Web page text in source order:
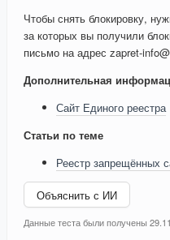
Чтобы снять блокировку,
за которых вы получили
письмо на адрес zapret-
Дополнительная
Сайт Единого реестра
Статьи по теме
Реестр запрещённых
Объяснить с ИИ
Данные теста были получены